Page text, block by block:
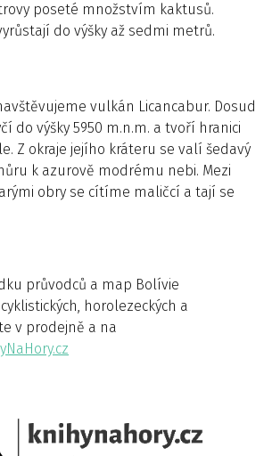
poseté množstvím kaktusů.
do výšky až sedmi metrů.
vulkán Licancabur. Dosud
do výšky 5950 m.n.m. a tvoří hranici
Z okraje jejího kráteru se valí šedavý
k azurově modrému nebi. Mezi
obry se cítíme maličcí a tají se
průvodců a map Bolívie
horolezeckých a
v prodejně a na